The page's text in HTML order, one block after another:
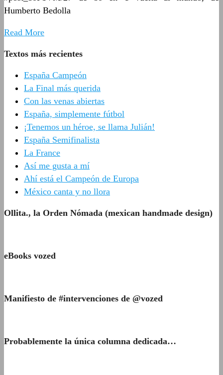
Humberto Bedolla
Read More
Textos más recientes
España Campeón
La Final más querida
Con las venas abiertas
España, simplemente fútbol
¡Tenemos un héroe, se llama Julián!
España Semifinalista
La France
Así me gusta a mí
Ahí está el Campeón de Europa
México canta y no llora
Ollita., la Orden Nómada (mexican handmade design)
eBooks vozed
Manifiesto de #intervenciones de @vozed
Probablemente la única columna dedicada…